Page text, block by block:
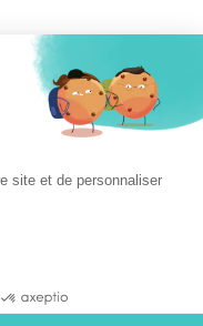
site et de personnaliser